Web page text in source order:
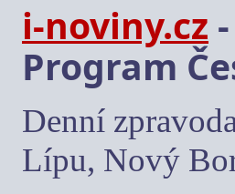
i-noviny.cz
Program
Denní
Lípu, Nový